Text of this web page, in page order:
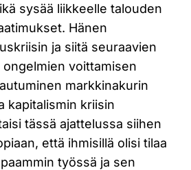
sysää liikkeelle talouden
Hänen
ja siitä seuraavien
voittamisen
markkinakurin
kapitalismin kriisin
tässä ajattelussa siihen
että ihmisillä olisi tilaa
työssä ja sen